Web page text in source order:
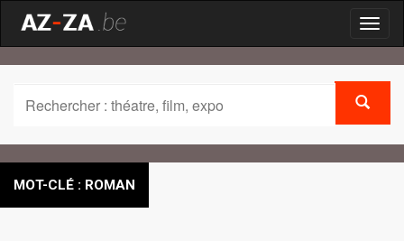
MOT-CLÉ : ROMAN